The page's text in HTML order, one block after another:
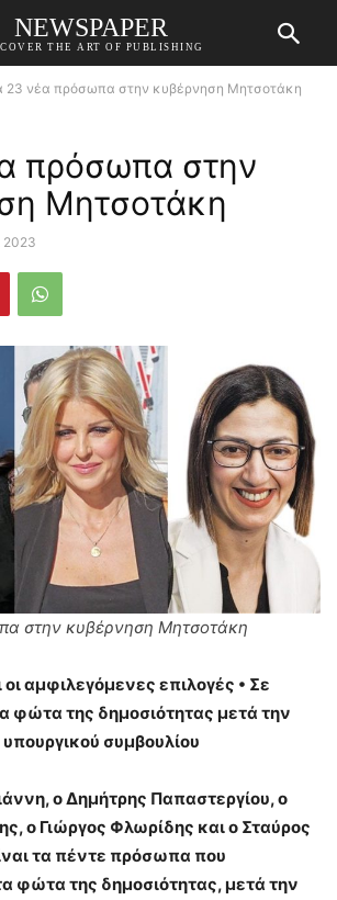
NEWSPAPER
THE ART OF PUBLISHING
23 νέα πρόσωπα στην κυβέρνηση Μητσοτάκη
πρόσωπα στην
Μητσοτάκη
2023
στην κυβέρνηση Μητσοτάκη
οι αμφιλεγόμενες επιλογές • Σε
φώτα της δημοσιότητας μετά την
συμβουλίου
ο Δημήτρης Παπαστεργίου, ο
ο Γιώργος Φλωρίδης και ο Σταύρος
τα πέντε πρόσωπα που
φώτα της δημοσιότητας, μετά την